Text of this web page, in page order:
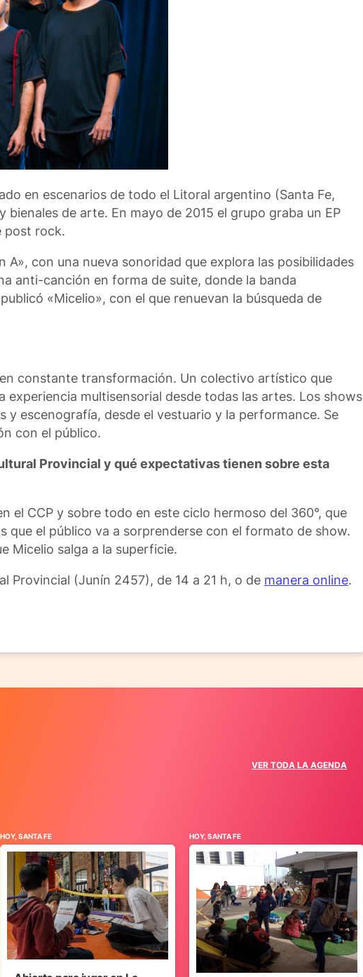
en escenarios de todo el Litoral argentino (Santa Fe,
de arte. En mayo de 2015 el grupo graba un EP
post rock.
con una nueva sonoridad que explora las posibilidades
anti-canción en forma de suite, donde la banda
«Micelio», con el que renuevan la búsqueda de
constante transformación. Un colectivo artístico que
experiencia multisensorial desde todas las artes. Los shows
y escenografía, desde el vestuario y la performance. Se
con el público.
Provincial y qué expectativas tienen sobre esta
el CCP y sobre todo en este ciclo hermoso del 360°, que
el público va a sorprenderse con el formato de show.
Micelio salga a la superficie.
Provincial (Junín 2457), de 14 a 21 h, o de manera online.
VER TODA LA AGENDA
HOY, SANTA FE HOY, SANTA FE